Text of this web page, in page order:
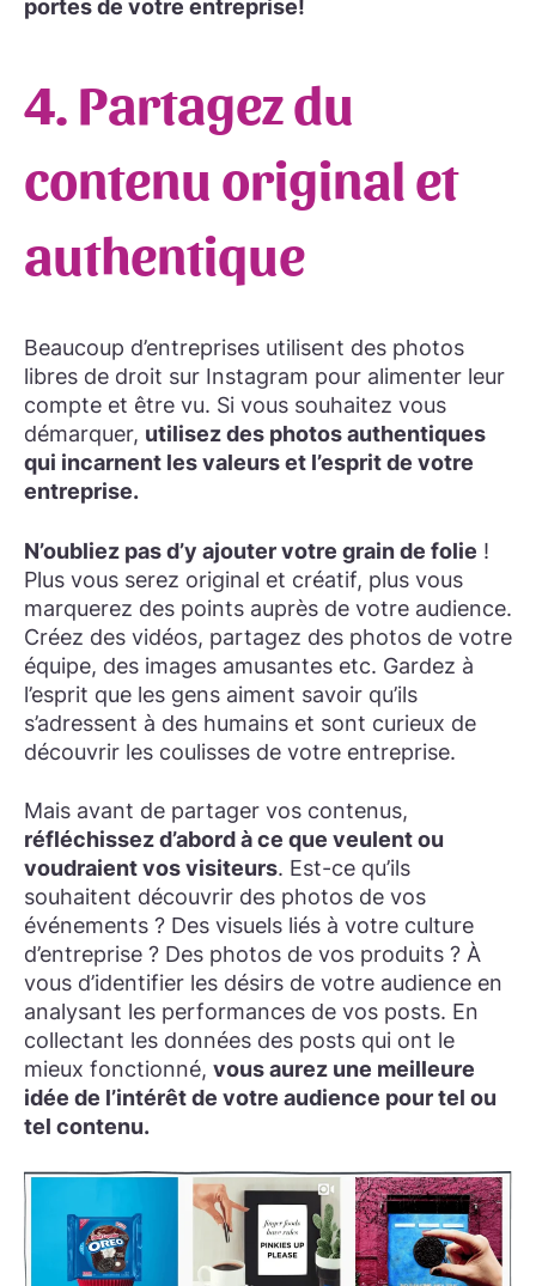
portes de votre entreprise!
4. Partagez du
contenu original et
authentique
Beaucoup d’entreprises utilisent des photos
libres de droit sur Instagram pour alimenter leur
compte et être vu. Si vous souhaitez vous
démarquer, utilisez des photos authentiques
qui incarnent les valeurs et l’esprit de votre
entreprise.
N’oubliez pas d’y ajouter votre grain de folie !
Plus vous serez original et créatif, plus vous
marquerez des points auprès de votre audience.
Créez des vidéos, partagez des photos de votre
équipe, des images amusantes etc. Gardez à
l’esprit que les gens aiment savoir qu’ils
s’adressent à des humains et sont curieux de
découvrir les coulisses de votre entreprise.
Mais avant de partager vos contenus,
réfléchissez d’abord à ce que veulent ou
voudraient vos visiteurs. Est-ce qu’ils
souhaitent découvrir des photos de vos
événements ? Des visuels liés à votre culture
d’entreprise ? Des photos de vos produits ? À
vous d’identifier les désirs de votre audience en
analysant les performances de vos posts. En
collectant les données des posts qui ont le
mieux fonctionné, vous aurez une meilleure
idée de l’intérêt de votre audience pour tel ou
tel contenu.